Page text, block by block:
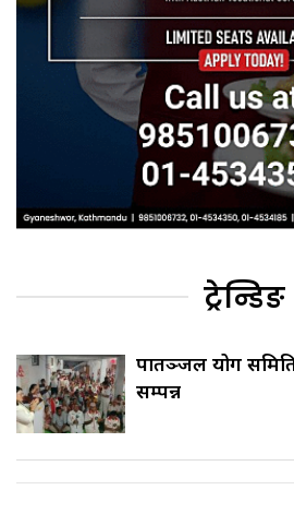
ट्रेन्डिङ
पातञ्जल योग
सम्पन्न